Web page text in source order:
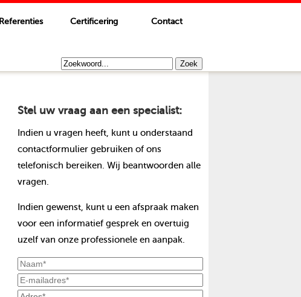
Referenties Certificering Contact
Stel uw vraag aan een specialist:
Indien u vragen heeft, kunt u onderstaand
contactformulier gebruiken of ons
telefonisch bereiken. Wij beantwoorden alle
vragen.
Indien gewenst, kunt u een afspraak maken
voor een informatief gesprek en overtuig
uzelf van onze professionele en aanpak.